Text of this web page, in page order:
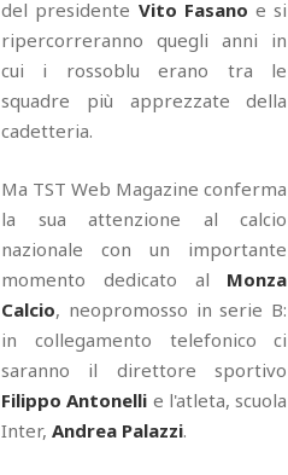
del presidente Vito Fasano e si
ripercorreranno quegli anni in
cui i rossoblu erano tra le
squadre più apprezzate della
cadetteria.
Ma TST Web Magazine conferma
la sua attenzione al calcio
nazionale con un importante
momento dedicato al Monza
Calcio, neopromosso in serie B:
in collegamento telefonico ci
saranno il direttore sportivo
Filippo Antonelli e l'atleta, scuola
Inter, Andrea Palazzi.